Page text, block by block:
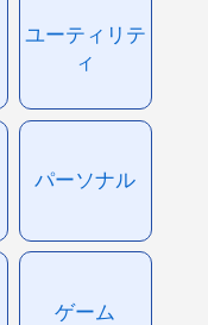
ユーティリテ
ィ
パーソナル
ゲーム